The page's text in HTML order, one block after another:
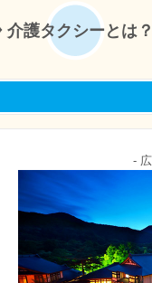
介護タクシーとは？
-